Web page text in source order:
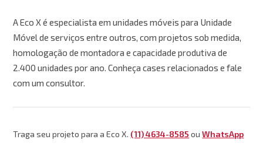
A Eco X é especialista em unidades móveis para Unidade
Móvel de serviços entre outros, com projetos sob medida,
homologação de montadora e capacidade produtiva de
2.400 unidades por ano. Conheça cases relacionados e fale
com um consultor.
Traga seu projeto para a Eco X. (11) 4634-8585 ouWhatsApp